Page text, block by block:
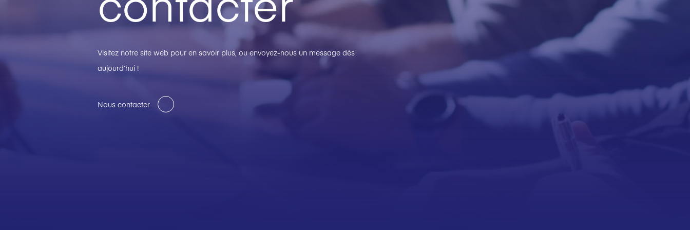
Visitez notre site web pour en savoir plus, ou envoyez-nous un message dès
aujourd’hui !
Nous contacter